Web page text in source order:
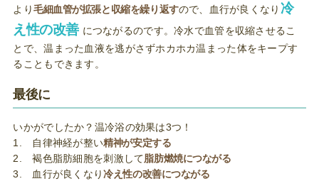
より毛細血管が拡張と収縮を繰り返すので、血行が良くなり 冷
え性の改善 につながるのです。冷水で血管を収縮させるこ
とで、温まった血液を逃がさずホカホカ温まった体をキープす
ることもできます。
最後に
いかがでしたか？温冷浴の効果は3つ！
1. 自律神経が整い精神が安定する
2. 褐色脂肪細胞を刺激して脂肪燃焼につながる
3. 血行が良くなり冷え性の改善につながる